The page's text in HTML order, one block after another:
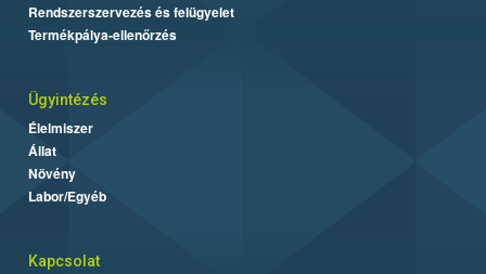
Rendszerszervezés és felügyelet
Termékpálya-ellenőrzés
Ügyintézés
Élelmiszer
Állat
Növény
Labor/Egyéb
Kapcsolat